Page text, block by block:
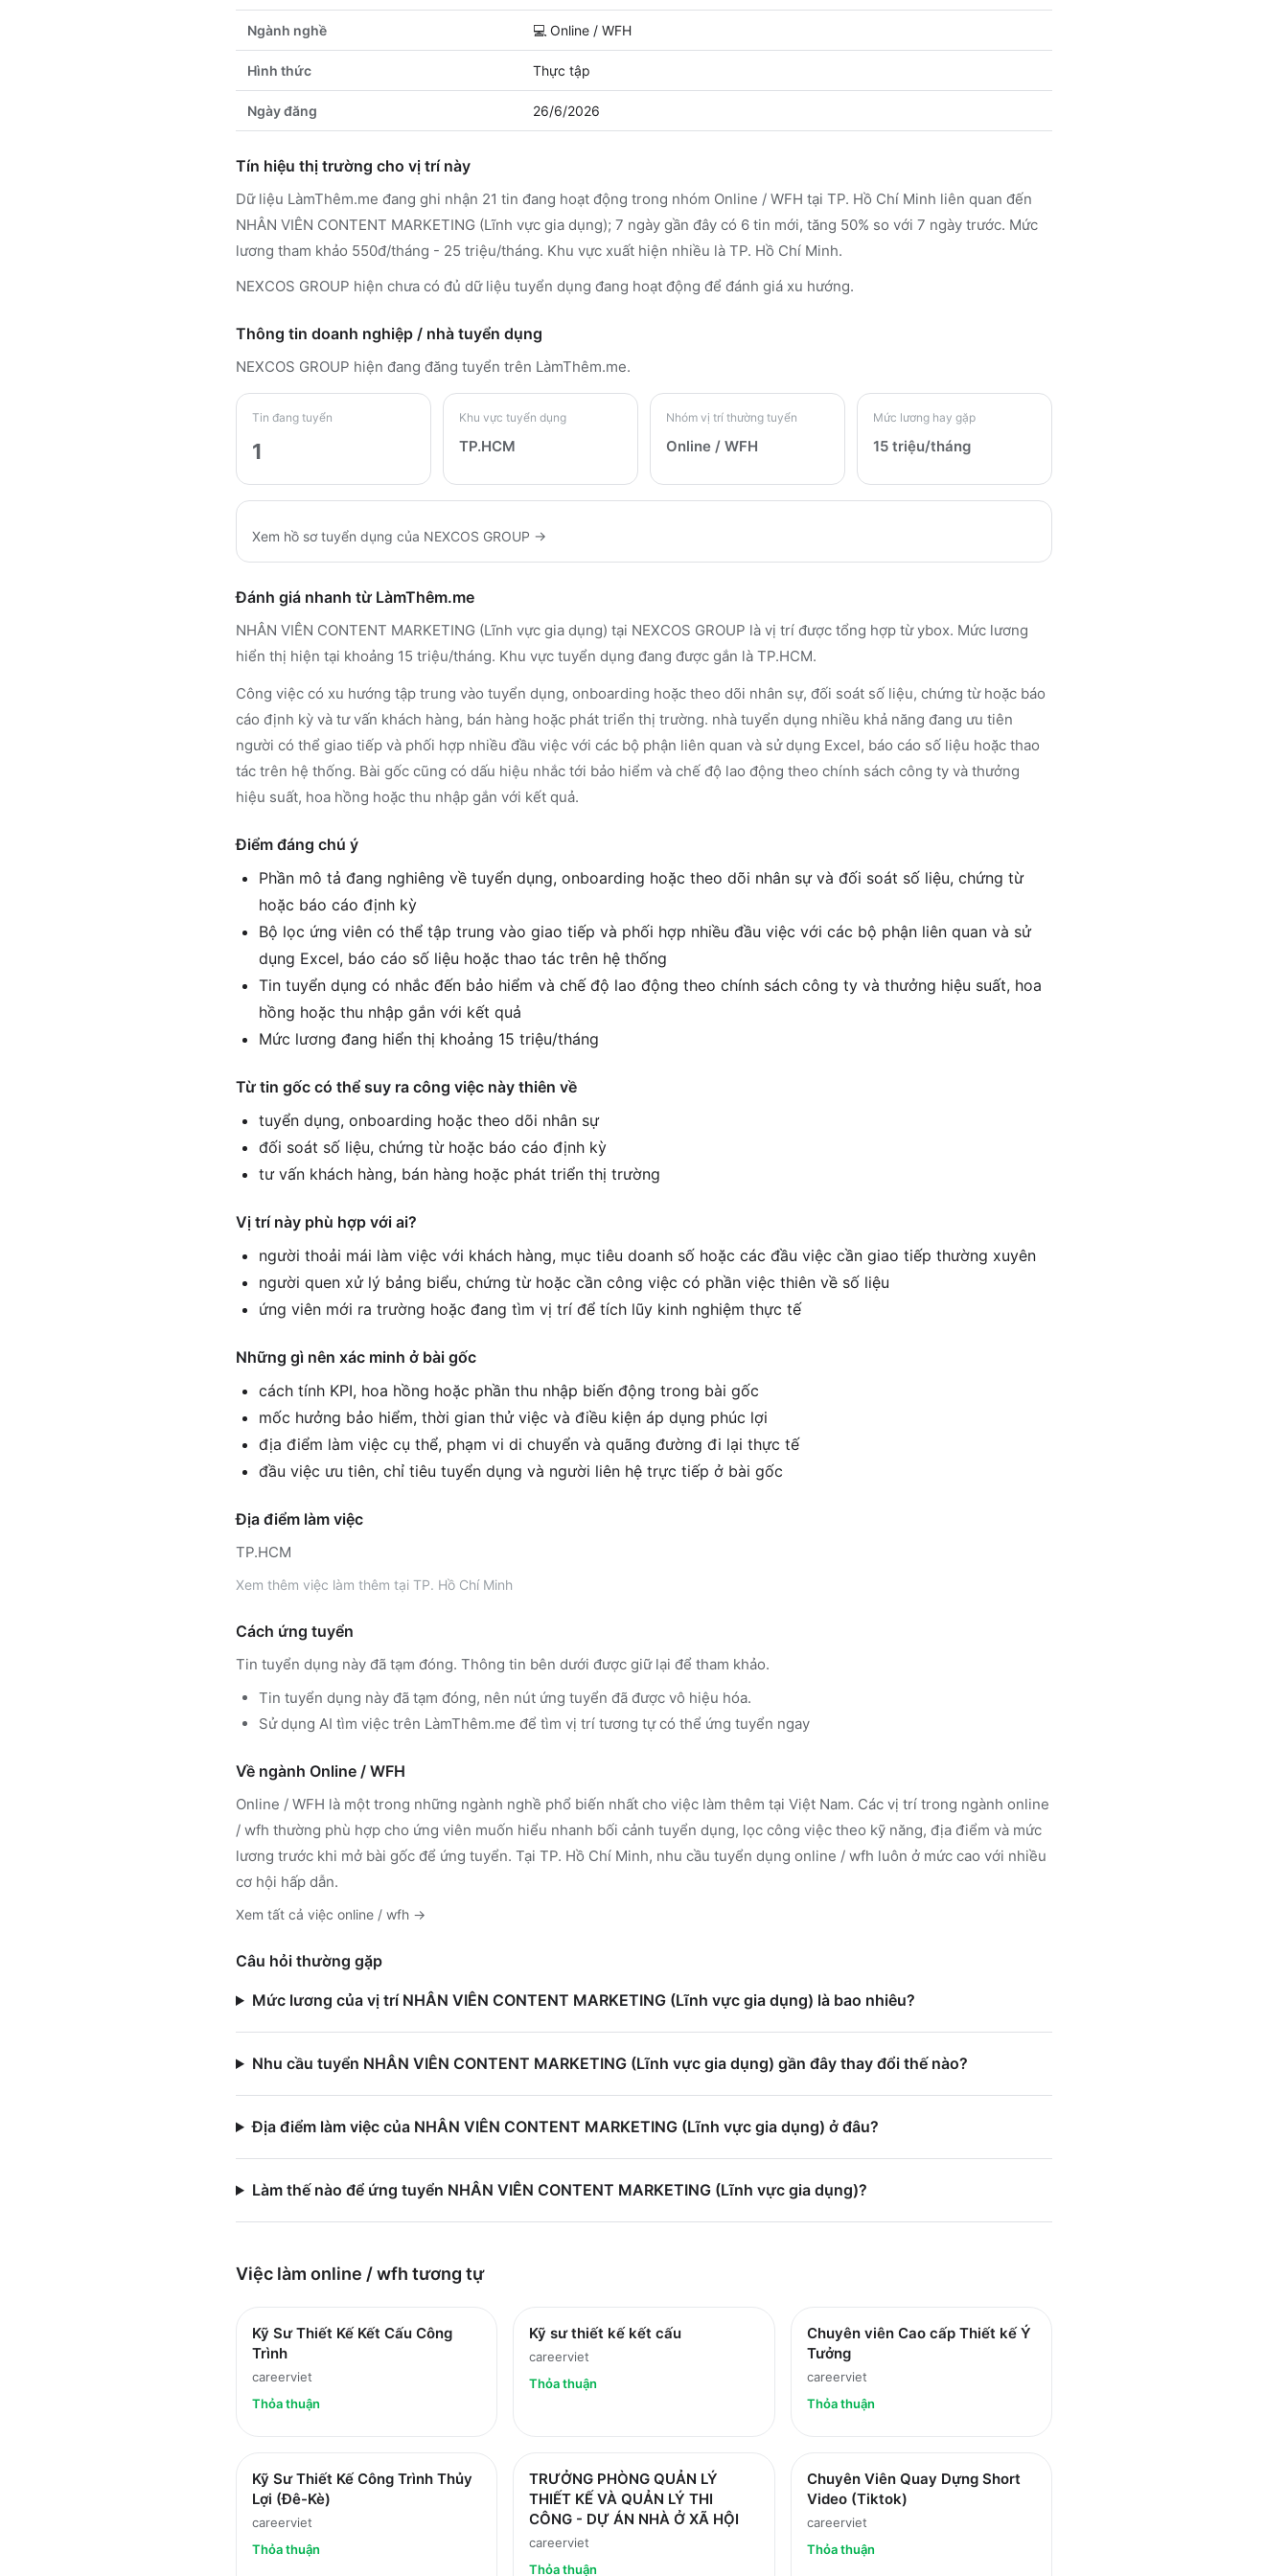
Ngành nghề 💻 Online / WFH
Hình thức Thực tập
Ngày đăng 26/6/2026
Tín hiệu thị trường cho vị trí này
Dữ liệu LàmThêm.me đang ghi nhận 21 tin đang hoạt động trong nhóm Online / WFH tại TP. Hồ Chí Minh liên quan đến
NHÂN VIÊN CONTENT MARKETING (Lĩnh vực gia dụng); 7 ngày gần đây có 6 tin mới, tăng 50% so với 7 ngày trước. Mức
lương tham khảo 550đ/tháng - 25 triệu/tháng. Khu vực xuất hiện nhiều là TP. Hồ Chí Minh.
NEXCOS GROUP hiện chưa có đủ dữ liệu tuyển dụng đang hoạt động để đánh giá xu hướng.
Thông tin doanh nghiệp / nhà tuyển dụng
NEXCOS GROUP hiện đang đăng tuyển trên LàmThêm.me.
Tin đang tuyển
1
Khu vực tuyển dụng
TP.HCM
Nhóm vị trí thường tuyển
Online / WFH
Mức lương hay gặp
15 triệu/tháng
Xem hồ sơ tuyển dụng của NEXCOS GROUP →
Đánh giá nhanh từ LàmThêm.me
NHÂN VIÊN CONTENT MARKETING (Lĩnh vực gia dụng) tại NEXCOS GROUP là vị trí được tổng hợp từ ybox. Mức lương
hiển thị hiện tại khoảng 15 triệu/tháng. Khu vực tuyển dụng đang được gắn là TP.HCM.
Công việc có xu hướng tập trung vào tuyển dụng, onboarding hoặc theo dõi nhân sự, đối soát số liệu, chứng từ hoặc báo
cáo định kỳ và tư vấn khách hàng, bán hàng hoặc phát triển thị trường. nhà tuyển dụng nhiều khả năng đang ưu tiên
người có thể giao tiếp và phối hợp nhiều đầu việc với các bộ phận liên quan và sử dụng Excel, báo cáo số liệu hoặc thao
tác trên hệ thống. Bài gốc cũng có dấu hiệu nhắc tới bảo hiểm và chế độ lao động theo chính sách công ty và thưởng
hiệu suất, hoa hồng hoặc thu nhập gắn với kết quả.
Điểm đáng chú ý
Phần mô tả đang nghiêng về tuyển dụng, onboarding hoặc theo dõi nhân sự và đối soát số liệu, chứng từ
hoặc báo cáo định kỳ
Bộ lọc ứng viên có thể tập trung vào giao tiếp và phối hợp nhiều đầu việc với các bộ phận liên quan và sử
dụng Excel, báo cáo số liệu hoặc thao tác trên hệ thống
Tin tuyển dụng có nhắc đến bảo hiểm và chế độ lao động theo chính sách công ty và thưởng hiệu suất, hoa
hồng hoặc thu nhập gắn với kết quả
Mức lương đang hiển thị khoảng 15 triệu/tháng
Từ tin gốc có thể suy ra công việc này thiên về
tuyển dụng, onboarding hoặc theo dõi nhân sự
đối soát số liệu, chứng từ hoặc báo cáo định kỳ
tư vấn khách hàng, bán hàng hoặc phát triển thị trường
Vị trí này phù hợp với ai?
người thoải mái làm việc với khách hàng, mục tiêu doanh số hoặc các đầu việc cần giao tiếp thường xuyên
người quen xử lý bảng biểu, chứng từ hoặc cần công việc có phần việc thiên về số liệu
ứng viên mới ra trường hoặc đang tìm vị trí để tích lũy kinh nghiệm thực tế
Những gì nên xác minh ở bài gốc
cách tính KPI, hoa hồng hoặc phần thu nhập biến động trong bài gốc
mốc hưởng bảo hiểm, thời gian thử việc và điều kiện áp dụng phúc lợi
địa điểm làm việc cụ thể, phạm vi di chuyển và quãng đường đi lại thực tế
đầu việc ưu tiên, chỉ tiêu tuyển dụng và người liên hệ trực tiếp ở bài gốc
Địa điểm làm việc
TP.HCM
Xem thêm việc làm thêm tại TP. Hồ Chí Minh
Cách ứng tuyển
Tin tuyển dụng này đã tạm đóng. Thông tin bên dưới được giữ lại để tham khảo.
Tin tuyển dụng này đã tạm đóng, nên nút ứng tuyển đã được vô hiệu hóa.
Sử dụng AI tìm việc trên LàmThêm.me để tìm vị trí tương tự có thể ứng tuyển ngay
Về ngành Online / WFH
Online / WFH là một trong những ngành nghề phổ biến nhất cho việc làm thêm tại Việt Nam. Các vị trí trong ngành online
/ wfh thường phù hợp cho ứng viên muốn hiểu nhanh bối cảnh tuyển dụng, lọc công việc theo kỹ năng, địa điểm và mức
lương trước khi mở bài gốc để ứng tuyển. Tại TP. Hồ Chí Minh, nhu cầu tuyển dụng online / wfh luôn ở mức cao với nhiều
cơ hội hấp dẫn.
Xem tất cả việc online / wfh →
Câu hỏi thường gặp
Mức lương của vị trí NHÂN VIÊN CONTENT MARKETING (Lĩnh vực gia dụng) là bao nhiêu?
Nhu cầu tuyển NHÂN VIÊN CONTENT MARKETING (Lĩnh vực gia dụng) gần đây thay đổi thế nào?
Địa điểm làm việc của NHÂN VIÊN CONTENT MARKETING (Lĩnh vực gia dụng) ở đâu?
Làm thế nào để ứng tuyển NHÂN VIÊN CONTENT MARKETING (Lĩnh vực gia dụng)?
Việc làm online / wfh tương tự
Kỹ Sư Thiết Kế Kết Cấu Công
Trình
careerviet
Thỏa thuận
Kỹ sư thiết kế kết cấu
careerviet
Thỏa thuận
Chuyên viên Cao cấp Thiết kế Ý
Tưởng
careerviet
Thỏa thuận
Kỹ Sư Thiết Kế Công Trình Thủy
Lợi (Đê-Kè)
careerviet
Thỏa thuận
TRƯỞNG PHÒNG QUẢN LÝ
THIẾT KẾ VÀ QUẢN LÝ THI
CÔNG - DỰ ÁN NHÀ Ở XÃ HỘI
careerviet
Thỏa thuận
Chuyên Viên Quay Dựng Short
Video (Tiktok)
careerviet
Thỏa thuận